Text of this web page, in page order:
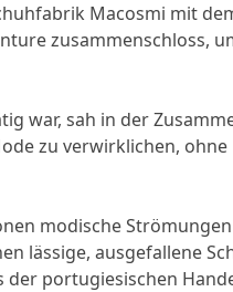
Macosmi mit
zusammenschloss,
war, sah in der
zu verwirklichen,
modische
lässige, ausgefallene
portugiesischen